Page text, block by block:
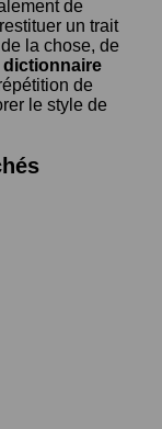
de
un trait
la chose, de
dictionnaire
de
le style de